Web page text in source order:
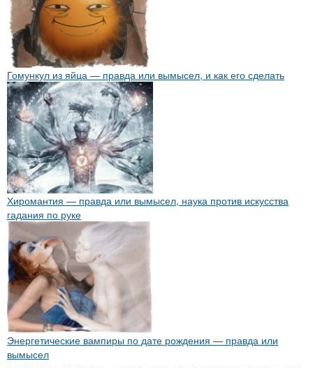
Гомункул из яйца — правда или вымысел, и как его сделать
Хиромантия — правда или вымысел, наука против искусства
гадания по руке
Энергетические вампиры по дате рождения — правда или
вымысел